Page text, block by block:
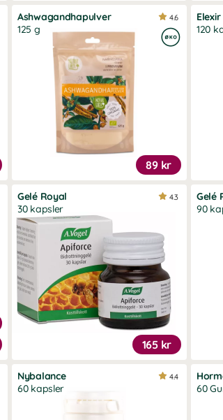
Ashwagandhapulver
125 g
89 kr
4.6
120
Gelé Royal
30 kapsler
165 kr
4.3
Gelé
90
Nybalance
60 kapsler
4.4
60